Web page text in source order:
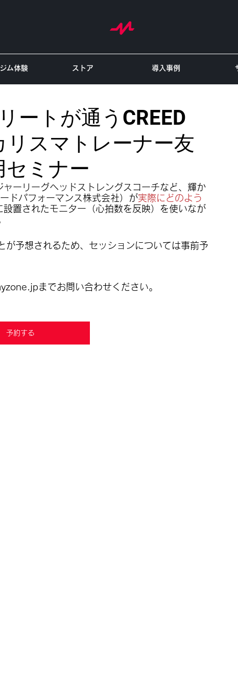
ム体験 ストア 導入事例
ートが通うCREED
リスマトレーナー友
セミナー
ーリーグヘッドストレングスコーチなど、輝か
ドパフォーマンス株式会社）が実際にどのよう
設置されたモニター（心拍数を反映）を使いなが
が予想されるため、セッションについては事前予
までお問い合わせください。
予約する